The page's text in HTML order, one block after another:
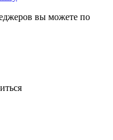
вы можете по